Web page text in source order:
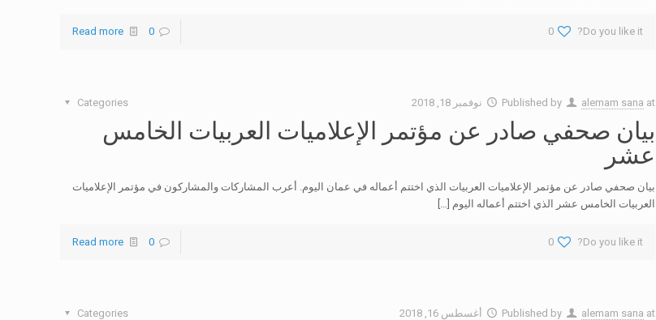
Do you like it?
0
0
Read more
Published by alemam sana at نوفمبر 18, 2018 Categories
بيان صحفي صادر عن مؤتمر الإعلاميات العربيات الخامس
عشر
بيان صحفي صادر عن مؤتمر الإعلاميات العربيات الذي اختتم أعماله في عمان اليوم. أعرب المشاركات والمشاركون في مؤتمر الإعلاميات
العربيات الخامس عشر الذي اختتم أعماله اليوم […]
Do you like it?
0
0
Read more
Published by alemam sana at أغسطس 16, 2018 Categories